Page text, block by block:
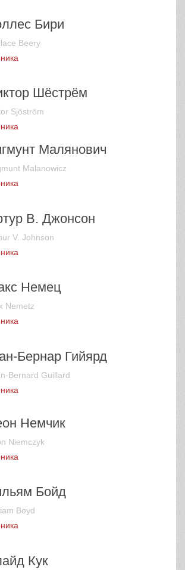
Бири
Beery
Шёстрём
Sjöström
Малянович
Malanowicz
В. Джонсон
V. Johnson
Немец
Nemetz
Бернар Гийярд
Bernard Guillard
Немчик
Niemczyk
Бойд
Boyd
Кук